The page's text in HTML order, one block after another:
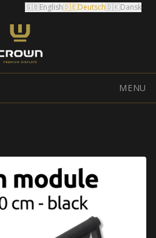
🇬🇧English🇩🇪Deutsch🇩🇰Dansk
MENU